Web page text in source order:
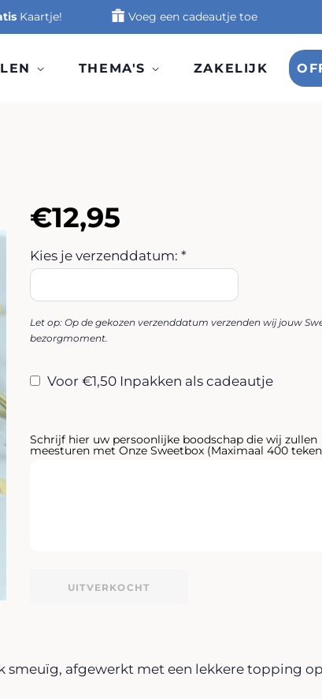
Kaartje! Voeg een cadeautje toe
THEMA'S ZAKELIJK
Normale
prijs
€12,95
Kies je verzenddatum: *
Let op: Op de gekozen verzenddatum verzenden wij jouw
bezorgmoment.
Voor €1,50 Inpakken als cadeautje
Schrijf hier uw persoonlijke boodschap die wij zullen
meesturen met Onze Sweetbox (Maximaal 400
UITVERKOCHT
afgewerkt met een lekkere topping